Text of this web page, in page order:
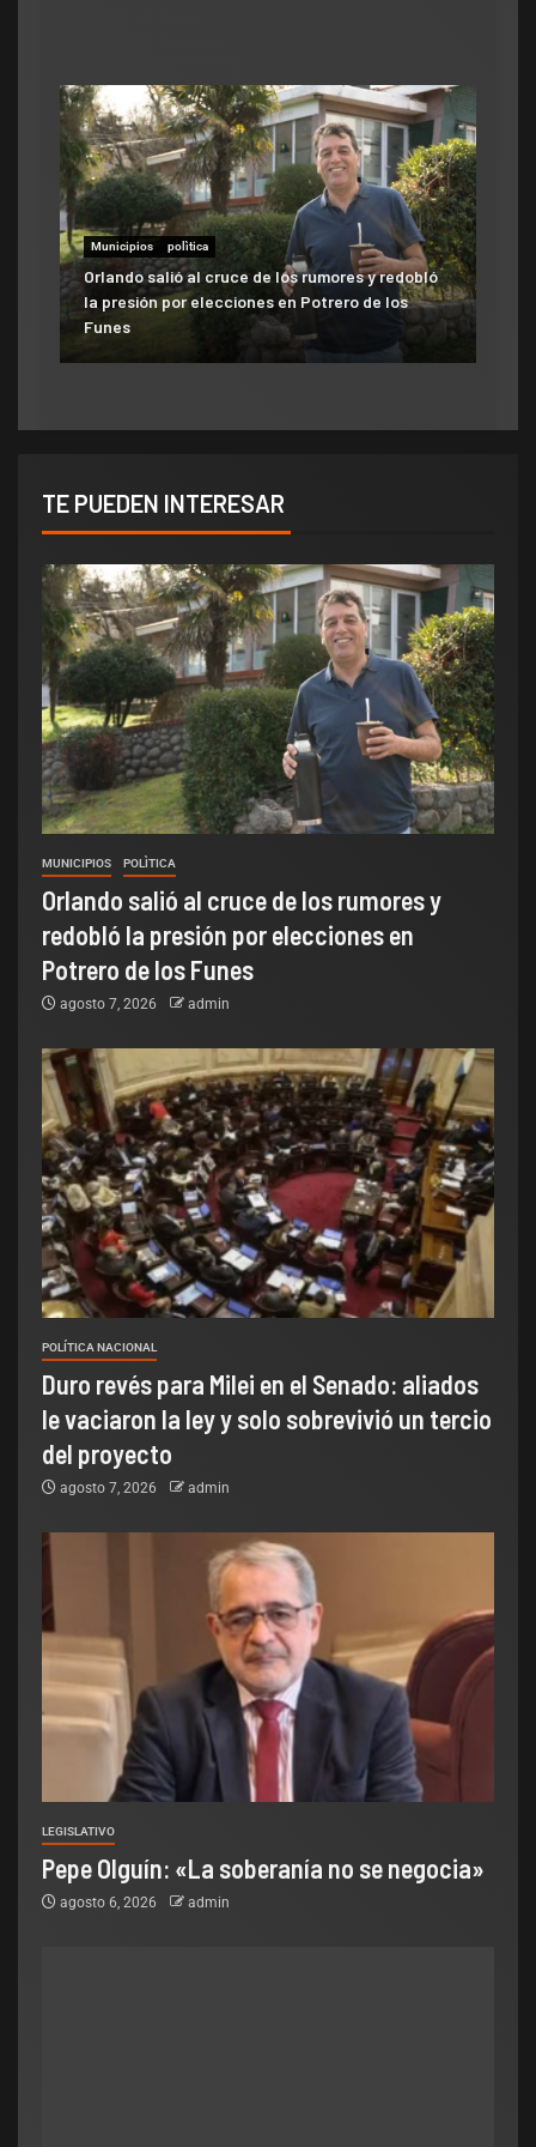
Municipios polìtica
Orlando salió al cruce de los rumores y redobló
la presión por elecciones en Potrero de los
Funes
Municipios
ATE salió con los tapones de punta contra el
aumento del 10% que otorgó la Municipalidad:
«Consolida salarios de pobreza»
TE PUEDEN INTERESAR
MUNICIPIOS POLÌTICA
Orlando salió al cruce de los rumores y
redobló la presión por elecciones en
Potrero de los Funes
agosto 7, 2026 admin
POLÍTICA NACIONAL
Duro revés para Milei en el Senado: aliados
le vaciaron la ley y solo sobrevivió un tercio
del proyecto
agosto 7, 2026 admin
LEGISLATIVO
Pepe Olguín: «La soberanía no se negocia»
agosto 6, 2026 admin